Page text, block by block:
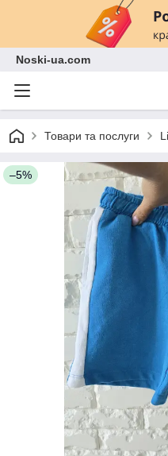
Noski-ua.com
Товари та послуги
–5%